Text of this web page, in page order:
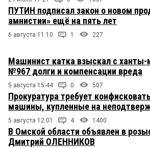
ПУТИН подписал закон о новом
амнистии» ещё на пять лет
6 августа 11:10 1 227
Машинист катка взыскал с ханты-
№967 долги и компенсации вреда
5 августа 15:44 0 507
Прокуратура требует
машины, купленные на
5 августа 12:01 4 1400
В Омской области объявлен в
Дмитрий ОЛЕННИКОВ